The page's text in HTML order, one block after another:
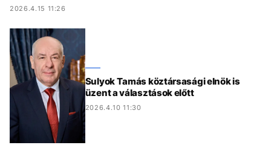
2026.4.15 11:26
Sulyok Tamás köztársasági elnök is
üzent a választások előtt
2026.4.10 11:30